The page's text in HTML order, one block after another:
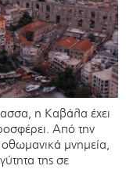
η Καβάλα έχει
Από την
οθωμανικά μνημεία,
της σε